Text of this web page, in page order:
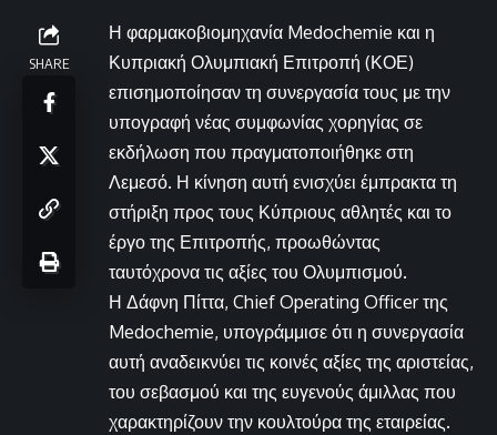
SHARE
Η φαρμακοβιομηχανία Medochemie και η
Κυπριακή Ολυμπιακή Επιτροπή (ΚΟΕ)
επισημοποίησαν τη συνεργασία τους με την
υπογραφή νέας συμφωνίας χορηγίας σε
εκδήλωση που πραγματοποιήθηκε στη
Λεμεσό. Η κίνηση αυτή ενισχύει έμπρακτα τη
στήριξη προς τους Κύπριους αθλητές και το
έργο της Επιτροπής, προωθώντας
ταυτόχρονα τις αξίες του Ολυμπισμού.
Η Δάφνη Πίττα, Chief Operating Officer της
Medochemie, υπογράμμισε ότι η συνεργασία
αυτή αναδεικνύει τις κοινές αξίες της αριστείας,
του σεβασμού και της ευγενούς άμιλλας που
χαρακτηρίζουν την κουλτούρα της εταιρείας.